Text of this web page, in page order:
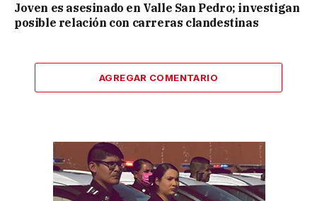
Joven es asesinado en Valle San Pedro; investigan
posible relación con carreras clandestinas
AGREGAR COMENTARIO